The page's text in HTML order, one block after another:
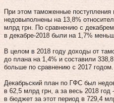
При этом таможенные поступления
недовыполнены на 13,8%
млрд грн. По сравнению с
в декабре-2018 были на 1,7%
В целом в 2018 году доходы от
до плана на 1,4% и составили
больше по сравнению с 2017 годом.
Декабрьский план по ГФС был
в 62,5 млрд грн, а за весь 2018
в бюджет за этот период в 729,4